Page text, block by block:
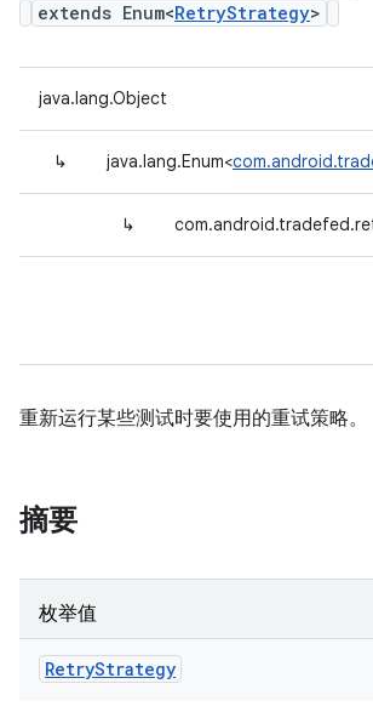
extends Enum<RetryStrategy>
java.lang.Object
↳ java.lang.Enum<
↳
重新运行某些测试时要使用的重试策略。
摘要
枚举值
RetryStrategy